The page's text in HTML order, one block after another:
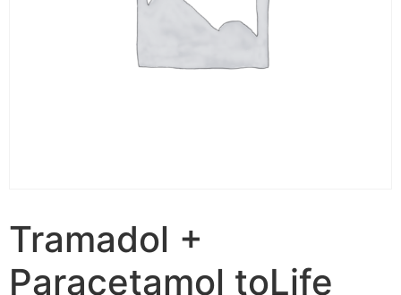
Tramadol +
Paracetamol toLife